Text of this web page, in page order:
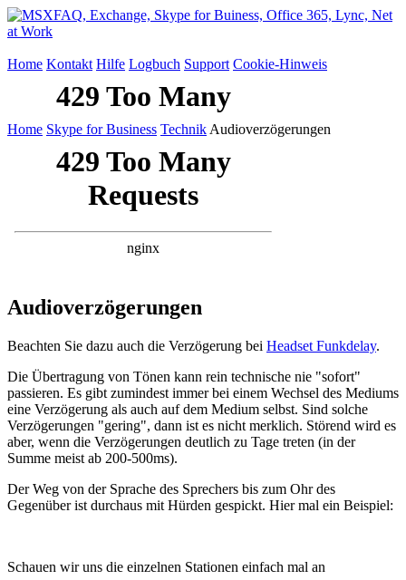
Home Kontakt Hilfe Logbuch Support Cookie-Hinweis
Home Skype for Business Technik Audioverzögerungen
Audioverzögerungen
Beachten Sie dazu auch die Verzögerung bei Headset Funkdelay.
Die Übertragung von Tönen kann rein technische nie "sofort"
passieren. Es gibt zumindest immer bei einem Wechsel des Mediums
eine Verzögerung als auch auf dem Medium selbst. Sind solche
Verzögerungen "gering", dann ist es nicht merklich. Störend wird es
aber, wenn die Verzögerungen deutlich zu Tage treten (in der
Summe meist ab 200-500ms).
Der Weg von der Sprache des Sprechers bis zum Ohr des
Gegenüber ist durchaus mit Hürden gespickt. Hier mal ein Beispiel:
Schauen wir uns die einzelnen Stationen einfach mal an